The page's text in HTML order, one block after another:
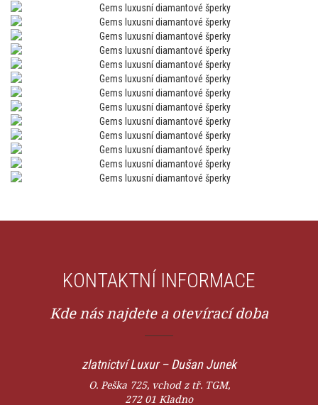
KONTAKTNÍ INFORMACE
Kde nás najdete a otevírací doba
zlatnictví Luxur – Dušan Junek
O. Peška 725, vchod z tř. TGM,
272 01 Kladno